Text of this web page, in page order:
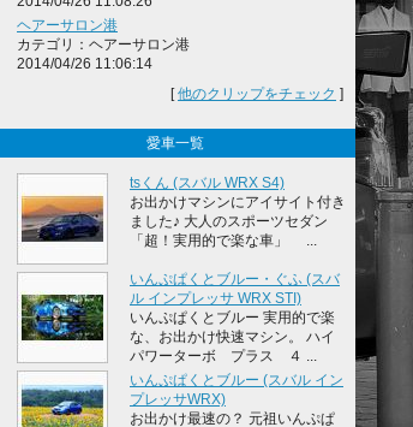
ヘアーサロン港
カテゴリ：ヘアーサロン港
2014/04/26 11:06:14
[他のクリップをチェック ]
愛車一覧
tsくん (スバル WRX S4)
お出かけマシンにアイサイト付き
ました♪ 大人のスポーツセダン
「超！実用的で楽な車」 ...
いんぷぱくとブルー・ぐふ (スバ
ル インプレッサ WRX STI)
いんぷぱくとブルー 実用的で楽
な、お出かけ快速マシン。 ハイ
パワーターボ プラス ４ ...
いんぷぱくとブルー (スバル イン
プレッサWRX)
お出かけ最速の？ 元祖いんぷぱ